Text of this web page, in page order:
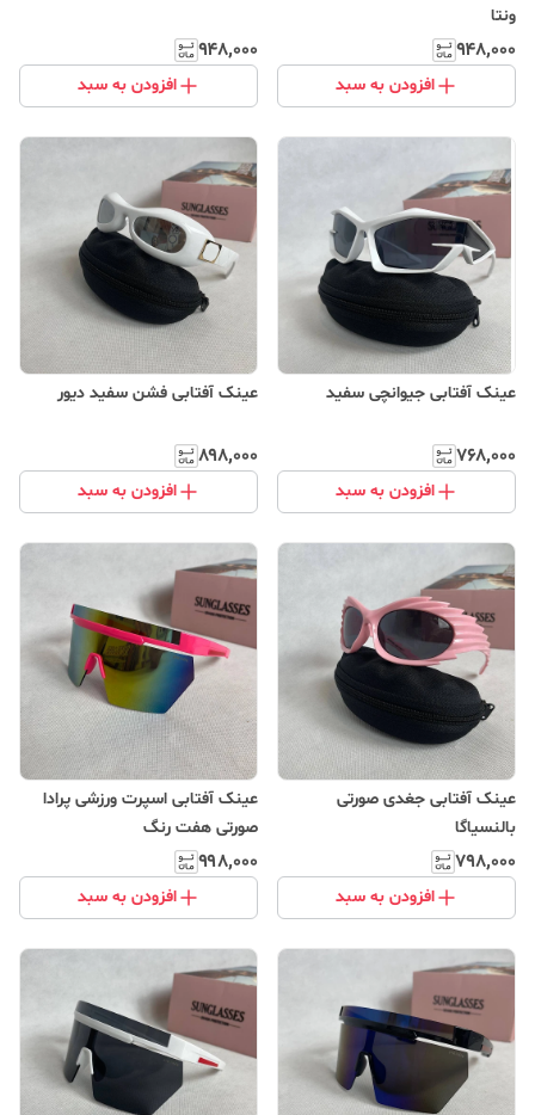
ونتا
۹۴۸٬۰۰۰
افزودن به سبد
۹۴۸٬۰۰۰
افزودن به سبد
عینک آفتابی جیوانچی سفید
۷۶۸٬۰۰۰
افزودن به سبد
عینک آفتابی فشن سفید دیور
۸۹۸٬۰۰۰
افزودن به سبد
عینک آفتابی جغدی صورتی
بالنسیاگا
۷۹۸٬۰۰۰
افزودن به سبد
عینک آفتابی اسپرت ورزشی پرادا
صورتی هفت رنگ
۹۹۸٬۰۰۰
افزودن به سبد